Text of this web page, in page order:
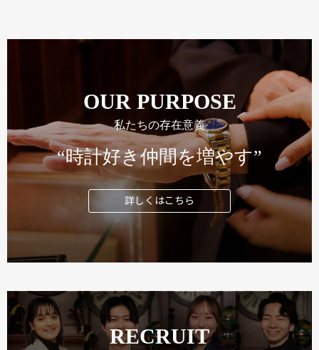
OUR PURPOSE
私たちの存在意義
“時計好き仲間を増やす”
詳しくはこちら
RECRUIT